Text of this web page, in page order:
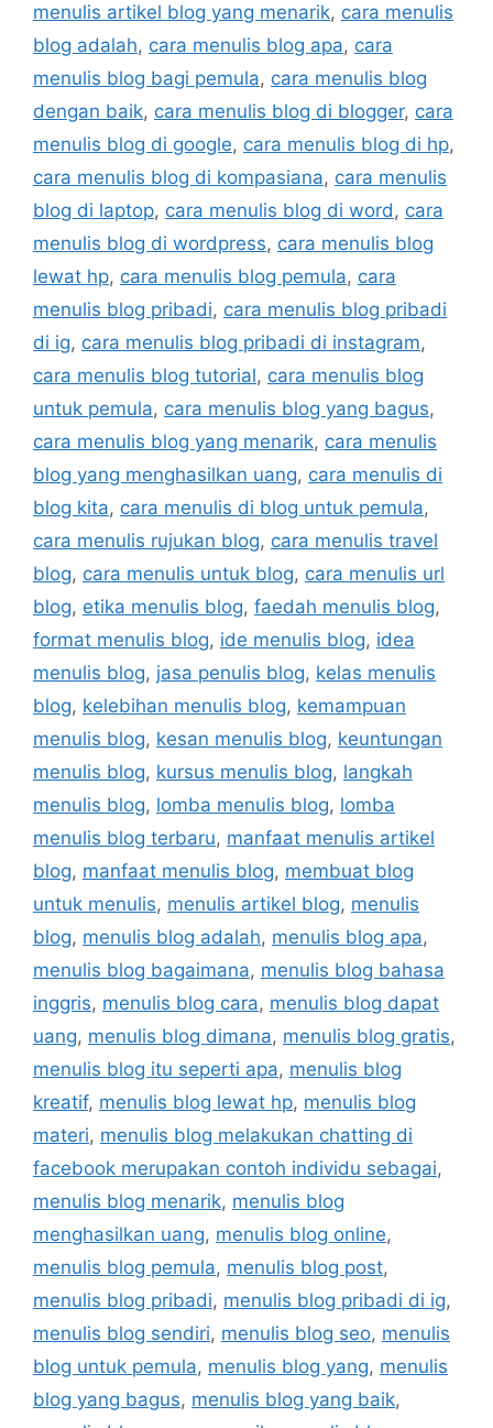
menulis artikel blog yang menarik, cara menulis
blog adalah, cara menulis blog apa, cara
menulis blog bagi pemula, cara menulis blog
dengan baik, cara menulis blog di blogger, cara
menulis blog di google, cara menulis blog di hp,
cara menulis blog di kompasiana, cara menulis
blog di laptop, cara menulis blog di word, cara
menulis blog di wordpress, cara menulis blog
lewat hp, cara menulis blog pemula, cara
menulis blog pribadi, cara menulis blog pribadi
di ig, cara menulis blog pribadi di instagram,
cara menulis blog tutorial, cara menulis blog
untuk pemula, cara menulis blog yang bagus,
cara menulis blog yang menarik, cara menulis
blog yang menghasilkan uang, cara menulis di
blog kita, cara menulis di blog untuk pemula,
cara menulis rujukan blog, cara menulis travel
blog, cara menulis untuk blog, cara menulis url
blog, etika menulis blog, faedah menulis blog,
format menulis blog, ide menulis blog, idea
menulis blog, jasa penulis blog, kelas menulis
blog, kelebihan menulis blog, kemampuan
menulis blog, kesan menulis blog, keuntungan
menulis blog, kursus menulis blog, langkah
menulis blog, lomba menulis blog, lomba
menulis blog terbaru, manfaat menulis artikel
blog, manfaat menulis blog, membuat blog
untuk menulis, menulis artikel blog, menulis
blog, menulis blog adalah, menulis blog apa,
menulis blog bagaimana, menulis blog bahasa
inggris, menulis blog cara, menulis blog dapat
uang, menulis blog dimana, menulis blog gratis,
menulis blog itu seperti apa, menulis blog
kreatif, menulis blog lewat hp, menulis blog
materi, menulis blog melakukan chatting di
facebook merupakan contoh individu sebagai,
menulis blog menarik, menulis blog
menghasilkan uang, menulis blog online,
menulis blog pemula, menulis blog post,
menulis blog pribadi, menulis blog pribadi di ig,
menulis blog sendiri, menulis blog seo, menulis
blog untuk pemula, menulis blog yang, menulis
blog yang bagus, menulis blog yang baik,